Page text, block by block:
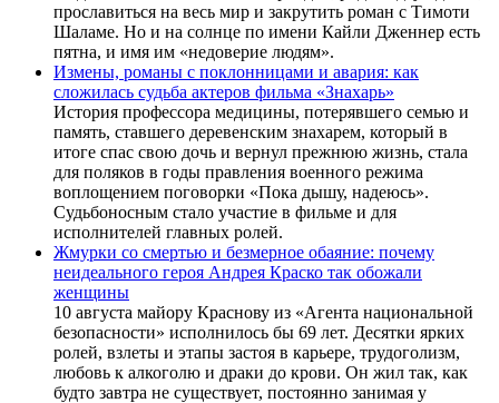
прославиться на весь мир и закрутить роман с Тимоти
Шаламе. Но и на солнце по имени Кайли Дженнер есть
пятна, и имя им «недоверие людям».
Измены, романы с поклонницами и авария: как
сложилась судьба актеров фильма «Знахарь»
История профессора медицины, потерявшего семью и
память, ставшего деревенским знахарем, который в
итоге спас свою дочь и вернул прежнюю жизнь, стала
для поляков в годы правления военного режима
воплощением поговорки «Пока дышу, надеюсь».
Судьбоносным стало участие в фильме и для
исполнителей главных ролей.
Жмурки со смертью и безмерное обаяние: почему
неидеального героя Андрея Краско так обожали
женщины
10 августа майору Краснову из «Агента национальной
безопасности» исполнилось бы 69 лет. Десятки ярких
ролей, взлеты и этапы застоя в карьере, трудоголизм,
любовь к алкоголю и драки до крови. Он жил так, как
будто завтра не существует, постоянно занимая у